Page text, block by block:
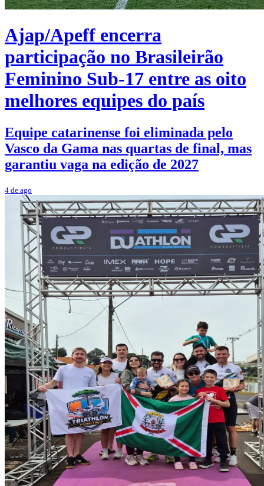
Ajap/Apeff encerra
participação no Brasileirão
Feminino Sub-17 entre as oito
melhores equipes do país
Equipe catarinense foi eliminada pelo
Vasco da Gama nas quartas de final, mas
garantiu vaga na edição de 2027
4 de ago